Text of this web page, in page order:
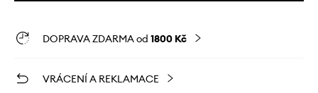
DOPRAVA ZDARMA od 1800 Kč
VRÁCENÍ A REKLAMACE